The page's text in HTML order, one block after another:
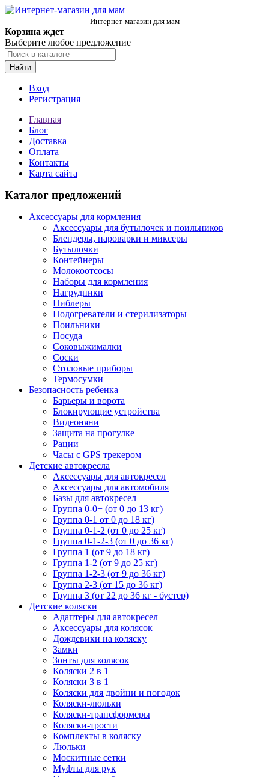
Интернет-магазин для мам
Корзина ждет
Выберите любое предложение
Найти
Вход
Регистрация
Главная
Блог
Доставка
Оплата
Контакты
Карта сайта
Каталог предложений
Аксессуары для кормления
Аксессуары для бутылочек и поильников
Блендеры, пароварки и миксеры
Бутылочки
Контейнеры
Молокоотсосы
Наборы для кормления
Нагрудники
Ниблеры
Подогреватели и стерилизаторы
Поильники
Посуда
Соковыжималки
Соски
Столовые приборы
Термосумки
Безопасность ребенка
Барьеры и ворота
Блокирующие устройства
Видеоняни
Защита на прогулке
Рации
Часы с GPS трекером
Детские автокресла
Аксессуары для автокресел
Аксессуары для автомобиля
Базы для автокресел
Группа 0-0+ (от 0 до 13 кг)
Группа 0-1 от 0 до 18 кг)
Группа 0-1-2 (от 0 до 25 кг)
Группа 0-1-2-3 (от 0 до 36 кг)
Группа 1 (от 9 до 18 кг)
Группа 1-2 (от 9 до 25 кг)
Группа 1-2-3 (от 9 до 36 кг)
Группа 2-3 (от 15 до 36 кг)
Группа 3 (от 22 до 36 кг - бустер)
Детские коляски
Адаптеры для автокресел
Аксессуары для колясок
Дождевики на коляску
Замки
Зонты для колясок
Коляски 2 в 1
Коляски 3 в 1
Коляски для двойни и погодок
Коляски-люльки
Коляски-трансформеры
Коляски-трости
Комплекты в коляску
Люльки
Москитные сетки
Муфты для рук